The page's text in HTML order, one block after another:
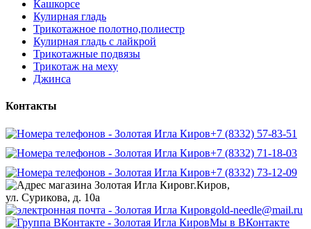
Кашкорсе
Кулирная гладь
Трикотажное полотно,полиестр
Кулирная гладь с лайкрой
Трикотажные подвязы
Трикотаж на меху
Джинса
Контакты
+7 (8332) 57-83-51
+7 (8332) 71-18-03
+7 (8332) 73-12-09
г.Киров,
ул. Сурикова, д. 10а
gold-needle@mail.ru
Мы в ВКонтакте